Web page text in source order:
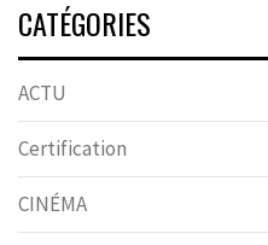
CATÉGORIES
ACTU
Certification
CINÉMA